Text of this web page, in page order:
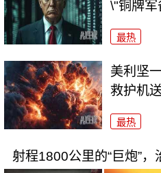
\"铜牌军
最热
美利坚
救护机
最热
射程1800公里的“巨炮”，